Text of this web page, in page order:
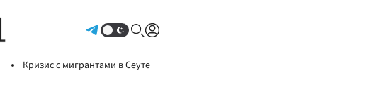
Кризис с мигрантами в Сеуте